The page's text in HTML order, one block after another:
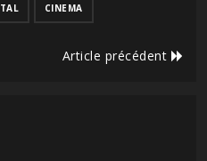
CINEMA
Article précédent